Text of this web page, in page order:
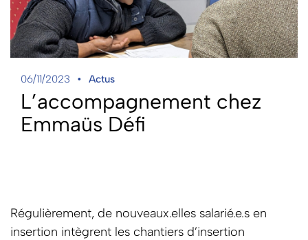
06/11/2023 Actus
L’accompagnement chez
Emmaüs Défi
Régulièrement, de nouveaux.elles salarié.e.s en
insertion intègrent les chantiers d’insertion